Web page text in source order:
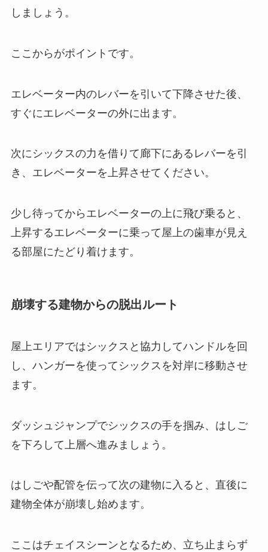
しましょう。
ここからがポイントです。
エレベーター内のレバーを引いて下降させた後、
すぐにエレベーターの外に出ます。
次にシックスの力を借りて廊下にあるレバーを引
き、エレベーターを上昇させてください。
少し待ってからエレベーターの上に飛び乗ると、
上昇するエレベーターに乗って屋上の歯車が見え
る部屋にたどり着けます。
崩壊する建物からの脱出ルート
屋上エリアではシックスと協力してハンドルを回
し、ハンガーを使ってシックスを対岸に移動させ
ます。
ダッシュジャンプでシックスの手を掴み、はしご
を下ろして上層へ進みましょう。
はしごや配管を伝って次の建物に入ると、直後に
建物全体が崩壊し始めます。
ここはチェイスシーンとなるため、立ち止まらず